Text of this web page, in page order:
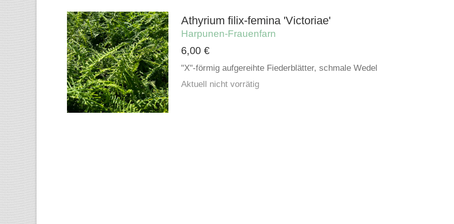
Athyrium filix-femina 'Victoriae'
Harpunen-Frauenfarn
6,00 €
"X"-förmig aufgereihte Fiederblätter, schmale Wedel
Aktuell nicht vorrätig